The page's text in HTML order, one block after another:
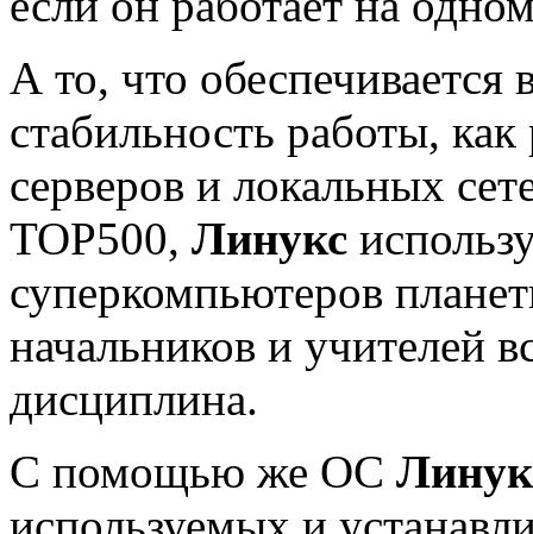
А то, что обеспечивается
стабильность работы,
серверов и локальных
TOP500, Линукс
суперкомпьютеров
начальников и учителей
дисциплина.
С помощью же ОС